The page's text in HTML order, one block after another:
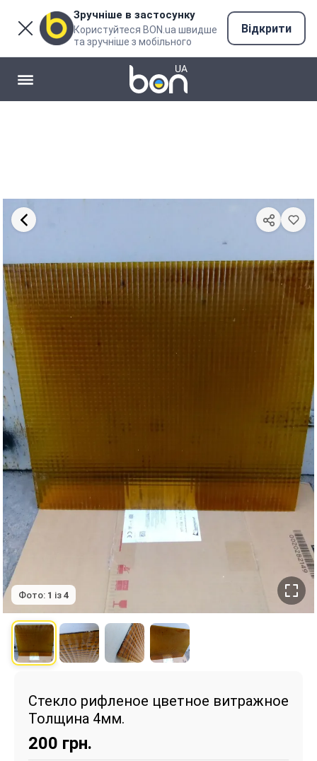
Зручніше в застосунку
Користуйтеся BON.ua швидше
та зручніше з мобільного
Відкрити
Фото: 1 із 4
Стекло рифленое цветное витражное
Толщина 4мм.
200 грн.